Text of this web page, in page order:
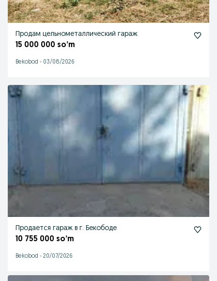
Продам цельнометаллический гараж
15 000 000 so’m
Bekobod - 03/08/2026
Продается гараж в г. Бекободе
10 755 000 so’m
Bekobod - 20/07/2026